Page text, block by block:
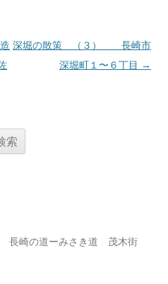
深堀の散策 （３） 長崎市
深堀町１〜６丁目 →
長崎の道ーみさき道 茂木街